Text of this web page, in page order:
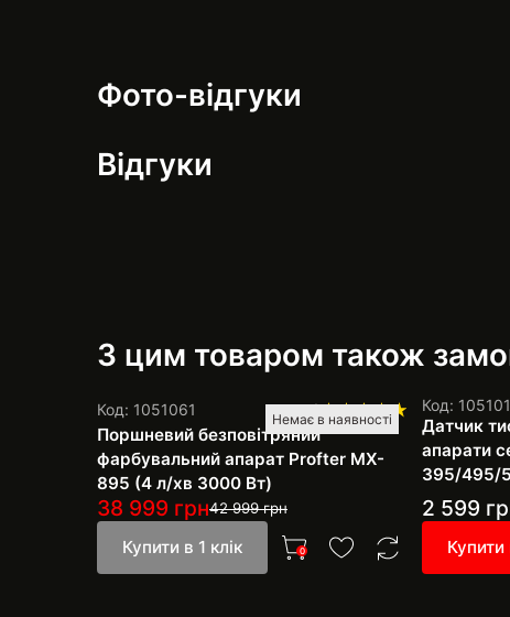
Фото-відгуки
Відгуки
З цим товаром також
Немає в наявності
Код: 1051061 1
Поршневий безповітряний
фарбувальний апарат Profter МХ-
895 (4 л/хв 3000 Вт)
38 999 грн42 999грн
Купити в 1 клік 0
Код:
Датчик
апарати
395/495/
2 599
Купити